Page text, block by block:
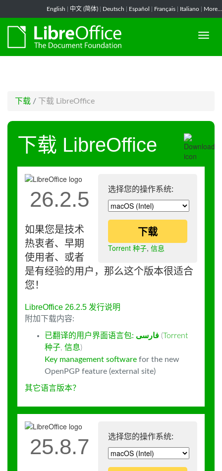
English 中文 (简体) Deutsch Español Français Italiano More...
下载 / 下载 LibreOffice
下载 LibreOffice
选择您的操作系统:
下载
Torrent 种子, 信息
26.2.5
如果您是技术
热衷者、早期
使用者、或者
是有经验的用户，那么这个版本很适合
您！
LibreOffice 26.2.5 发行说明
附加下载内容:
已翻译的用户界面语言包: فارسى (Torrent
种子, 信息)
Key management software for the new
OpenPGP feature (external site)
其它语言版本？
选择您的操作系统:
25.8.7